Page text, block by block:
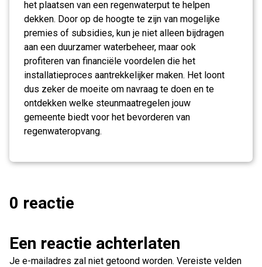
het plaatsen van een regenwaterput te helpen
dekken. Door op de hoogte te zijn van mogelijke
premies of subsidies, kun je niet alleen bijdragen
aan een duurzamer waterbeheer, maar ook
profiteren van financiële voordelen die het
installatieproces aantrekkelijker maken. Het loont
dus zeker de moeite om navraag te doen en te
ontdekken welke steunmaatregelen jouw
gemeente biedt voor het bevorderen van
regenwateropvang.
0 reactie
Een reactie achterlaten
Je e-mailadres zal niet getoond worden. Vereiste velden